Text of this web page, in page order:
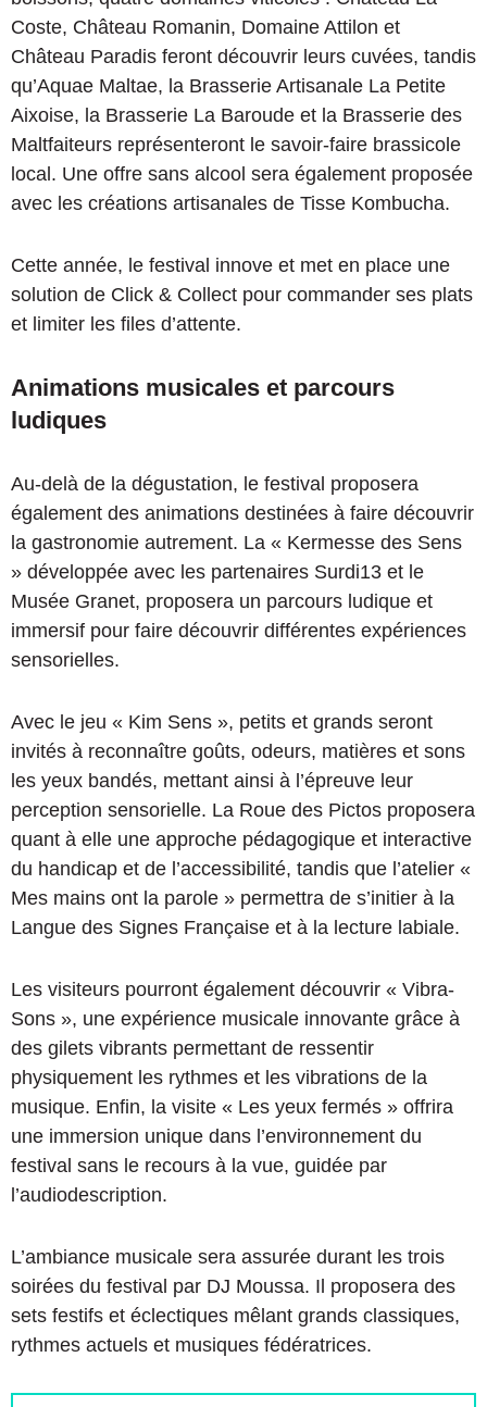
Coste, Château Romanin, Domaine Attilon et
Château Paradis feront découvrir leurs cuvées, tandis
qu’Aquae Maltae, la Brasserie Artisanale La Petite
Aixoise, la Brasserie La Baroude et la Brasserie des
Maltfaiteurs représenteront le savoir-faire brassicole
local. Une offre sans alcool sera également proposée
avec les créations artisanales de Tisse Kombucha.
Cette année, le festival innove et met en place une
solution de Click & Collect pour commander ses plats
et limiter les files d’attente.
Animations musicales et parcours
ludiques
Au-delà de la dégustation, le festival proposera
également des animations destinées à faire découvrir
la gastronomie autrement. La « Kermesse des Sens
» développée avec les partenaires Surdi13 et le
Musée Granet, proposera un parcours ludique et
immersif pour faire découvrir différentes expériences
sensorielles.
Avec le jeu « Kim Sens », petits et grands seront
invités à reconnaître goûts, odeurs, matières et sons
les yeux bandés, mettant ainsi à l’épreuve leur
perception sensorielle. La Roue des Pictos proposera
quant à elle une approche pédagogique et interactive
du handicap et de l’accessibilité, tandis que l’atelier «
Mes mains ont la parole » permettra de s’initier à la
Langue des Signes Française et à la lecture labiale.
Les visiteurs pourront également découvrir « Vibra-
Sons », une expérience musicale innovante grâce à
des gilets vibrants permettant de ressentir
physiquement les rythmes et les vibrations de la
musique. Enfin, la visite « Les yeux fermés » offrira
une immersion unique dans l’environnement du
festival sans le recours à la vue, guidée par
l’audiodescription.
L’ambiance musicale sera assurée durant les trois
soirées du festival par DJ Moussa. Il proposera des
sets festifs et éclectiques mêlant grands classiques,
rythmes actuels et musiques fédératrices.